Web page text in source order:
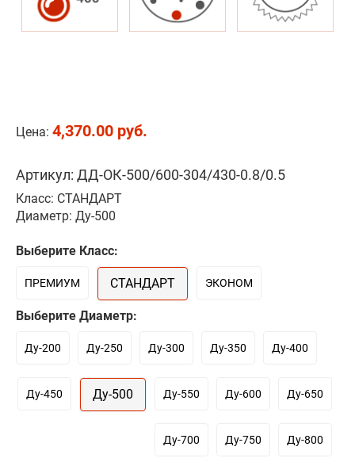
Цена: 4,370.00 руб.
Артикул: ДД-ОК-500/600-304/430-0.8/0.5
Класс: СТАНДАРТ
Диаметр: Ду-500
Выберите Класс:
ПРЕМИУМ СТАНДАРТ ЭКОНОМ
Выберите Диаметр:
Ду-200 Ду-250 Ду-300 Ду-350 Ду-400
Ду-450 Ду-500 Ду-550 Ду-600 Ду-650
Ду-700 Ду-750 Ду-800